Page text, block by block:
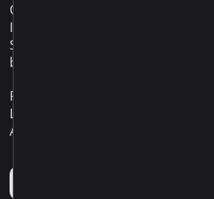
O.C.N. Microinvest S.R.L.
IDNO 1003600053518
Sediul: Republica Moldova Chișinău
bd. Renașterii Naționale 12
Program de lucru:
Luni – Vineri 09:00 - 18:00
Aplicația mobilă Microinvest